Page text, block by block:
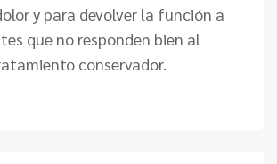
y para devolver la función a
que no responden bien al
conservador.